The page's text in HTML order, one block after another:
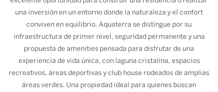
una inversión en un entorno donde la naturaleza y el confort
conviven en equilibrio. Aquaterra se distingue por su
infraestructura de primer nivel, seguridad permanente y una
propuesta de amenities pensada para disfrutar de una
experiencia de vida única, con laguna cristalina, espacios
recreativos, áreas deportivas y club house rodeados de amplias
áreas verdes. Una propiedad ideal para quienes buscan